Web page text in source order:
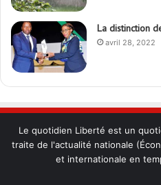
La distinction
avril 28, 2022
Le quotidien Liberté est un
traite de l'actualité nationale
et internationale en